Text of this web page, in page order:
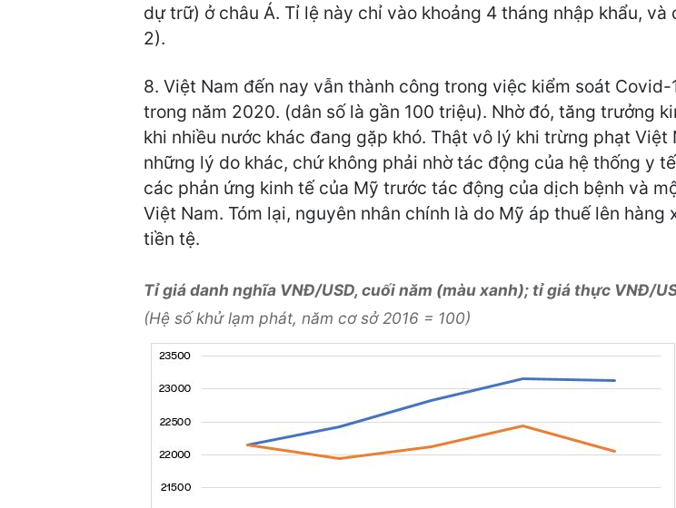
dự trữ) ở châu Á. Tỉ lệ này chỉ vào khoảng 4 tháng nhập khẩu,
2).
8. Việt Nam đến nay vẫn thành công trong việc kiểm soát
trong năm 2020. (dân số là gần 100 triệu). Nhờ đó, tăng trưởng
khi nhiều nước khác đang gặp khó. Thật vô lý khi trừng phạt
những lý do khác, chứ không phải nhờ tác động của hệ thống y
các phản ứng kinh tế của Mỹ trước tác động của dịch bệnh và
Việt Nam. Tóm lại, nguyên nhân chính là do Mỹ áp thuế lên
tiền tệ.
Tỉ giá danh nghĩa VNĐ/USD, cuối năm (màu xanh); tỉ giá thực VNĐ/
(Hệ số khử lạm phát, năm cơ sở 2016 = 100)